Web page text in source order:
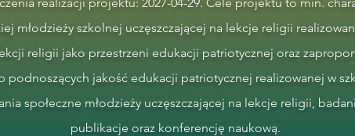
młodzieży szkolnej uczęszczającej na lekcje religii
religii jako przestrzeni edukacji patriotycznej oraz
podnoszących jakość edukacji patriotycznej realizowanej w
społeczne młodzieży uczęszczającej na lekcje religii,
publikacje oraz konferencję naukową.